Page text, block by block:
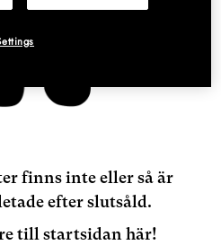
finns inte eller så är
efter slutsåld.
till startsidan här!